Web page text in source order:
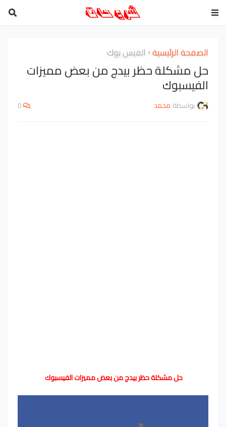
الصفحة الرئيسية الفيس بوك
حل مشكلة حظر بيدج من بعض مميزات
الفيسبوك
بواسطة محمد 0
حل مشكلة حظر بيدج من بعض مميزات الفيسبوك